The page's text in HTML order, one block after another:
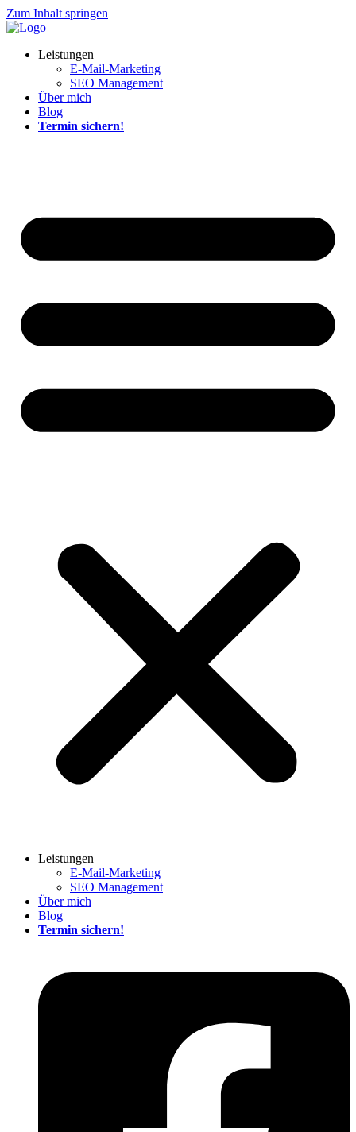
Zum Inhalt springen
Leistungen
E-Mail-Marketing
SEO Management
Über mich
Blog
Termin sichern!
Leistungen
E-Mail-Marketing
SEO Management
Über mich
Blog
Termin sichern!